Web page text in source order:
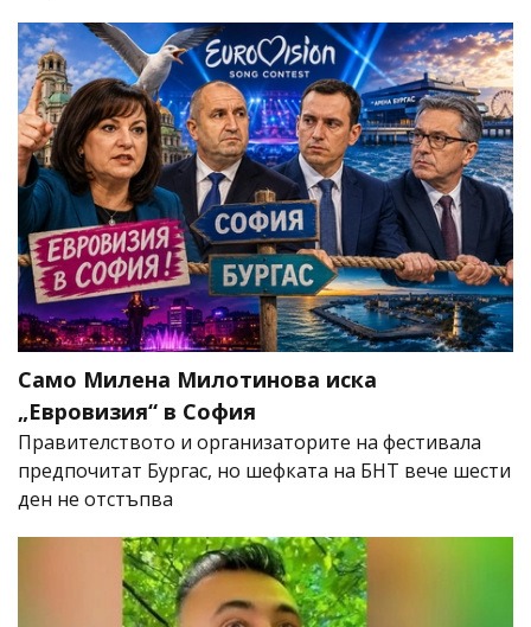
Само Милена Милотинова иска
„Евровизия“ в София
Правителството и организаторите на фестивала
предпочитат Бургас, но шефката на БНТ вече шести
ден не отстъпва